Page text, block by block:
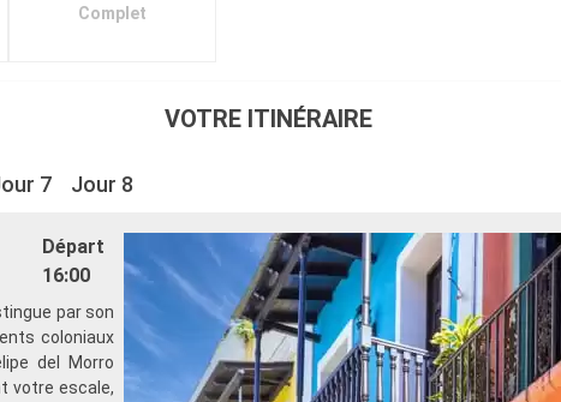
Complet
VOTRE ITINÉRAIRE
7 Jour 8
Départ
16:00
par son
coloniaux
del Morro
votre escale,